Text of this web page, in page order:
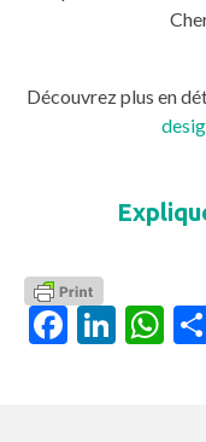
Découvrez plus en